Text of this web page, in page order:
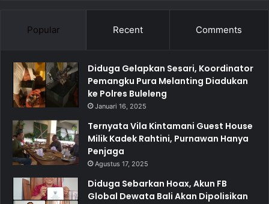
Popular Recent Comments
Diduga Gelapkan Sesari, Koordinator
Pemangku Pura Melanting Diadukan
ke Polres Buleleng
Januari 16, 2025
Ternyata Vila Kintamani Guest House
Milik Kadek Rahtini, Purnawan Hanya
Penjaga
Agustus 17, 2025
Diduga Sebarkan Hoax, Akun FB
Global Dewata Bali Akan Dipolisikan